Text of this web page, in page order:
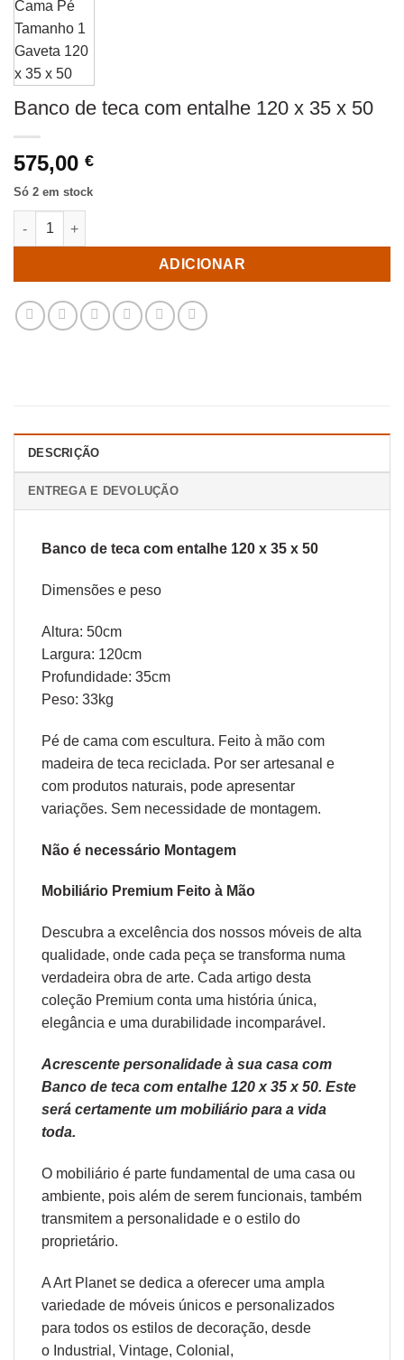
Banco de teca com entalhe 120 x 35 x 50
575,00 €
Só 2 em stock
Quantidade de Banco de teca com entalhe 120 x 35 x 50
ADICIONAR
DESCRIÇÃO
ENTREGA E DEVOLUÇÃO
Banco de teca com entalhe 120 x 35 x 50
Dimensões e peso
Altura: 50cm
Largura: 120cm
Profundidade: 35cm
Peso: 33kg
Pé de cama com escultura. Feito à mão com
madeira de teca reciclada. Por ser artesanal e
com produtos naturais, pode apresentar
variações. Sem necessidade de montagem.
Não é necessário Montagem
Mobiliário Premium Feito à Mão
Descubra a excelência dos nossos móveis de alta
qualidade, onde cada peça se transforma numa
verdadeira obra de arte. Cada artigo desta
coleção Premium conta uma história única,
elegância e uma durabilidade incomparável.
Acrescente personalidade à sua casa com
Banco de teca com entalhe 120 x 35 x 50. Este
será certamente um mobiliário para a vida
toda.
O mobiliário é parte fundamental de uma casa ou
ambiente, pois além de serem funcionais, também
transmitem a personalidade e o estilo do
proprietário.
A Art Planet se dedica a oferecer uma ampla
variedade de móveis únicos e personalizados
para todos os estilos de decoração, desde
o Industrial, Vintage, Colonial,